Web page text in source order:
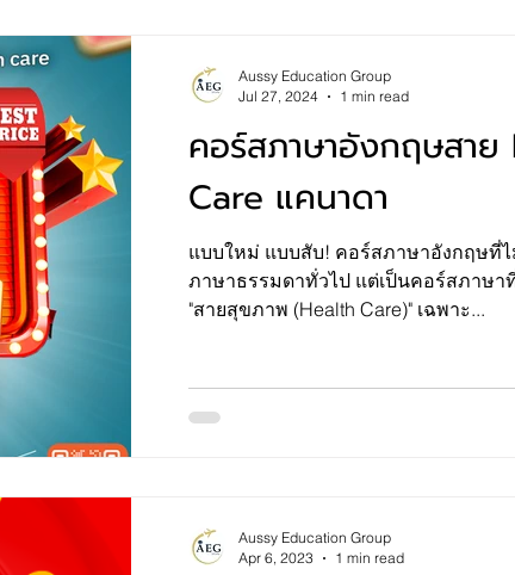
คอร์สภาษาอังกฤษสาย
Care แคนาดา
แบบใหม่ แบบสับ! คอร์สภาษาอังกฤษที่ไ
ภาษาธรรมดาทั่วไป แต่เป็นคอร์สภาษา
"สายสุขภาพ (Health Care)" เฉพาะ...
Aussy Education Group
Jul 27, 2024
1 min read
Aussy Education Group
Apr 6, 2023
1 min read